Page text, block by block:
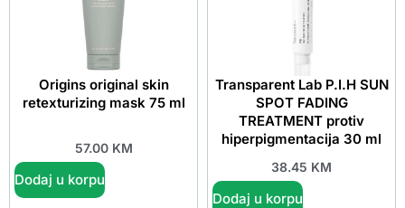
Origins original skin
retexturizing mask 75 ml
57.00 KM
Dodaj u korpu
Transparent Lab P.I.H SUN
SPOT FADING
TREATMENT protiv
hiperpigmentacija 30 ml
38.45 KM
Dodaj u korpu